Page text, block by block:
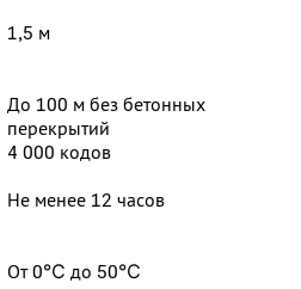
1,5 м
До 100 м без бетонных
перекрытий
4 000 кодов
Не менее 12 часов
От 0℃ до 50℃